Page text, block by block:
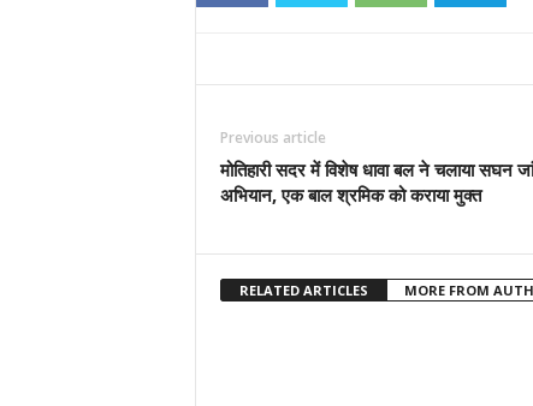
Previous article
मोतिहारी सदर में विशेष धावा बल ने चलाया सघन
अभियान, एक बाल श्रमिक को कराया मुक्त
RELATED ARTICLES MORE FROM